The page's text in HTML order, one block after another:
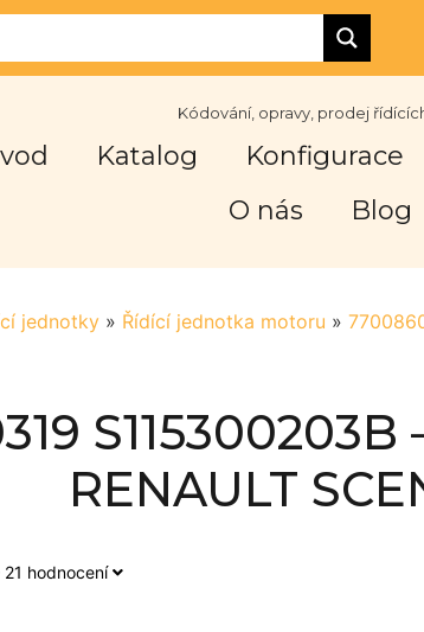
Kódování, opravy, prodej
Katalog Konfigurace
O nás
Blog
jednotky » Řídící jednotka motoru »
RENAULT
hodnocení